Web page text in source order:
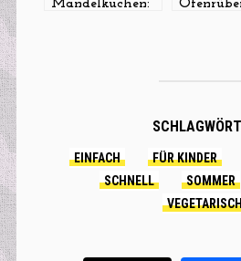
Mandelkuchen:
EINFACH FÜR KINDER
SCHNELL
SOMMER